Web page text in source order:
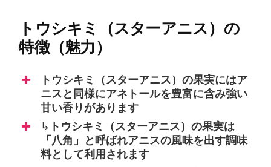
トウシキミ（スターアニス）の
特徴（魅力）
トウシキミ（スターアニス）の果実にはア
ニスと同様にアネトールを豊富に含み強い
甘い香りがあります
↳
トウシキミ（スターアニス）の果実は
「八角」と呼ばれアニスの風味を出す調味
料として利用されます